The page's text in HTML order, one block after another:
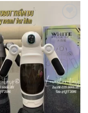
Add to
wishlist